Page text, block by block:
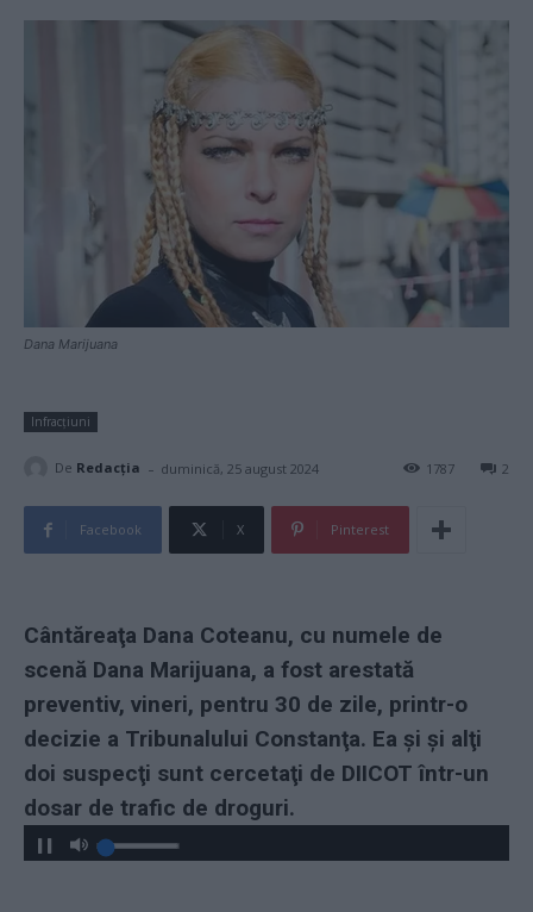
Dana Marijuana
Infracțiuni
De Redacţia - duminică, 25 august 2024 2
1787
Facebook X Pinterest
Cântăreaţa Dana Coteanu, cu numele de
scenă Dana Marijuana, a fost arestată
preventiv, vineri, pentru 30 de zile, printr-o
decizie a Tribunalului Constanţa. Ea și şi alţi
doi suspecţi sunt cercetaţi de DIICOT într-un
dosar de trafic de droguri.